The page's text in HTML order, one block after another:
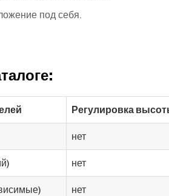
под себя.
Регулировка
нет
нет
нет